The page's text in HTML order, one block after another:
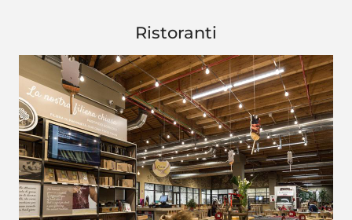
Ristoranti